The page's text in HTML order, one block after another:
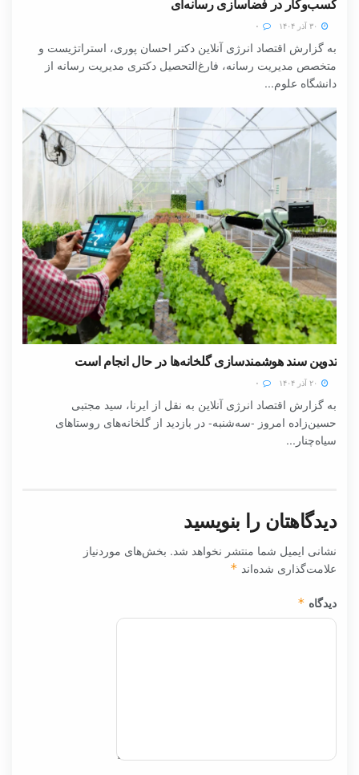
به گزارش اقتصاد انرژی آنلاین دکتر احسان پوری، استراتژیست و
متخصص مدیریت رسانه، فارغ‌التحصیل دکتری مدیریت رسانه از
دانشگاه علوم...
تدوین سند هوشمندسازی گلخانه‌ها در حال انجام است
به گزارش اقتصاد انرژی آنلاین به نقل از ایرنا، سید مجتبی
حسین‌زاده امروز -سه‌شنبه- در بازدید از گلخانه‌های روستاهای
سیاه‌چنار...
دیدگاهتان را بنویسید
نشانی ایمیل شما منتشر نخواهد شد. بخش‌های موردنیاز
علامت‌گذاری شده‌اند *
دیدگاه *